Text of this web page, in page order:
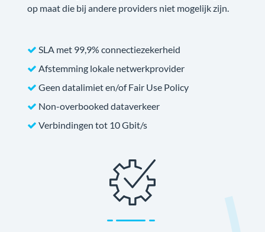
op maat die bij andere providers niet mogelijk zijn.
SLA met 99,9% connectiezekerheid
Afstemming lokale netwerkprovider
Geen datalimiet en/of Fair Use Policy
Non-overbooked dataverkeer
Verbindingen tot 10 Gbit/s